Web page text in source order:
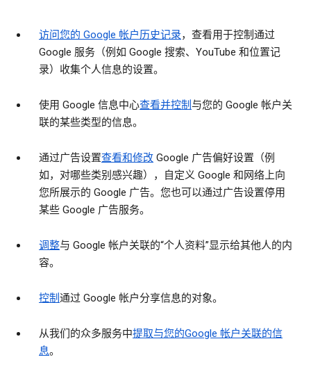
访问您的 Google 帐户历史记录，查看用于控制通过
Google 服务（例如 Google 搜索、YouTube 和位置记
录）收集个人信息的设置。
使用 Google 信息中心查看并控制与您的 Google 帐户关
联的某些类型的信息。
通过广告设置查看和修改 Google 广告偏好设置（例
如，对哪些类别感兴趣），自定义 Google 和网络上向
您所展示的 Google 广告。您也可以通过广告设置停用
某些 Google 广告服务。
调整与 Google 帐户关联的“个人资料”显示给其他人的内
容。
控制通过 Google 帐户分享信息的对象。
从我们的众多服务中提取与您的Google 帐户关联的信
息。